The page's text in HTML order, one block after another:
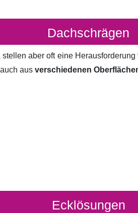
Dachschrägen
aber oft eine
aus verschiedenen
Ecklösungen